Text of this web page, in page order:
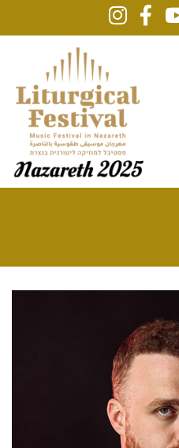
Author: